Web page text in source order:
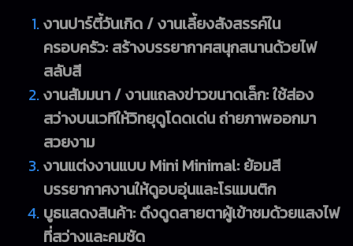
งานปาร์ตี้วันเกิด / งานเลี้ยงสังสรรค์ใน
ครอบครัว: สร้างบรรยากาศสนุกสนานด้วยไฟ
สลับสี
งานสัมมนา / งานแถลงข่าวขนาดเล็ก: ใช้ส่อง
สว่างบนเวทีให้วิทยุดูโดดเด่น ถ่ายภาพออกมา
สวยงาม
งานแต่งงานแบบ Mini Minimal: ย้อมสี
บรรยากาศงานให้ดูอบอุ่นและโรแมนติก
บูธแสดงสินค้า: ดึงดูดสายตาผู้เข้าชมด้วยแสงไฟ
ที่สว่างและคมชัด